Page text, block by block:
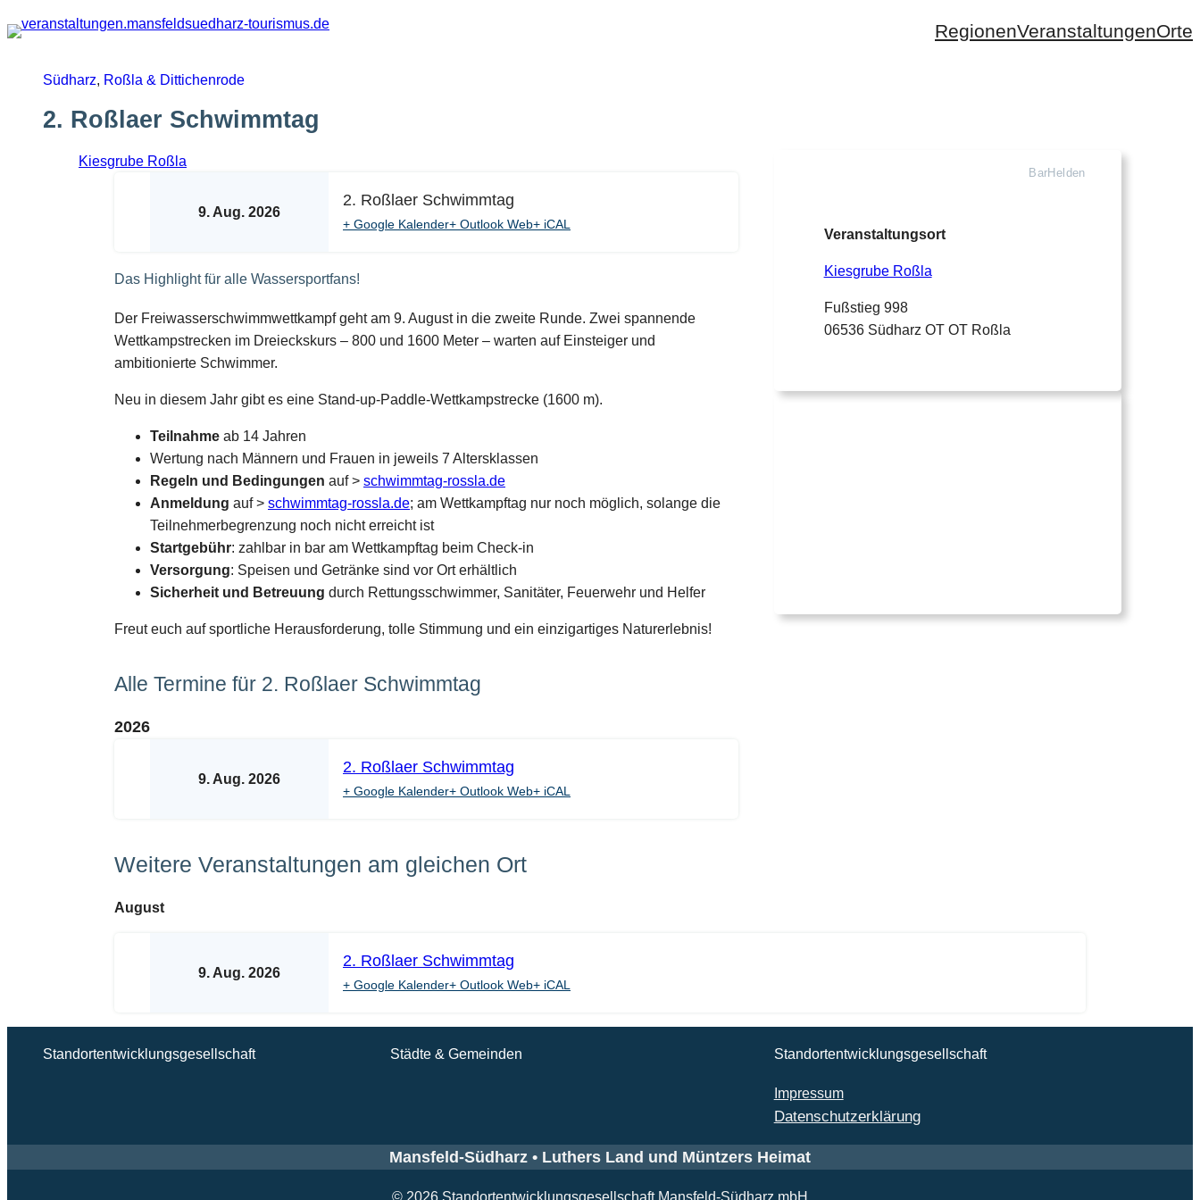
Zum
Inhalt
RegionenVeranstaltungenOrte
Südharz, Roßla & Dittichenrode
2. Roßlaer Schwimmtag
Kiesgrube Roßla
9. Aug. 2026
2. Roßlaer Schwimmtag
+ Google Kalender+ Outlook Web+ iCAL
Das Highlight für alle Wassersportfans!
Der Freiwasserschwimmwettkampf geht am 9. August in die zweite Runde. Zwei spannende
Wettkampstrecken im Dreieckskurs – 800 und 1600 Meter – warten auf Einsteiger und
ambitionierte Schwimmer.
Neu in diesem Jahr gibt es eine Stand-up-Paddle-Wettkampstrecke (1600 m).
Teilnahme ab 14 Jahren
Wertung nach Männern und Frauen in jeweils 7 Altersklassen
Regeln und Bedingungen auf > schwimmtag-rossla.de
Anmeldung auf > schwimmtag-rossla.de; am Wettkampftag nur noch möglich, solange die
Teilnehmerbegrenzung noch nicht erreicht ist
Startgebühr: zahlbar in bar am Wettkampftag beim Check-in
Versorgung: Speisen und Getränke sind vor Ort erhältlich
Sicherheit und Betreuung durch Rettungsschwimmer, Sanitäter, Feuerwehr und Helfer
Freut euch auf sportliche Herausforderung, tolle Stimmung und ein einzigartiges Naturerlebnis!
Alle Termine für 2. Roßlaer Schwimmtag
2026
9. Aug. 2026
2. Roßlaer Schwimmtag
+ Google Kalender+ Outlook Web+ iCAL
BarHelden
Veranstaltungsort
Kiesgrube Roßla
Fußstieg 998
06536 Südharz OT OT Roßla
Weitere Veranstaltungen am gleichen Ort
August
9. Aug. 2026
2. Roßlaer Schwimmtag
+ Google Kalender+ Outlook Web+ iCAL
Standortentwicklungsgesellschaft Städte & Gemeinden Standortentwicklungsgesellschaft
Impressum
Datenschutzerklärung
Mansfeld-Südharz • Luthers Land und Müntzers Heimat
© 2026 Standortentwicklungsgesellschaft Mansfeld-Südharz mbH